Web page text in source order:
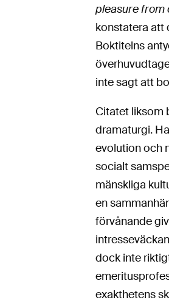
pleasure from
konstatera att
Boktitelns
inte sagt att
Citatet liksom
dramaturgi.
evolution och
socialt
mänskliga
en
förvånande
dock inte
exakthetens